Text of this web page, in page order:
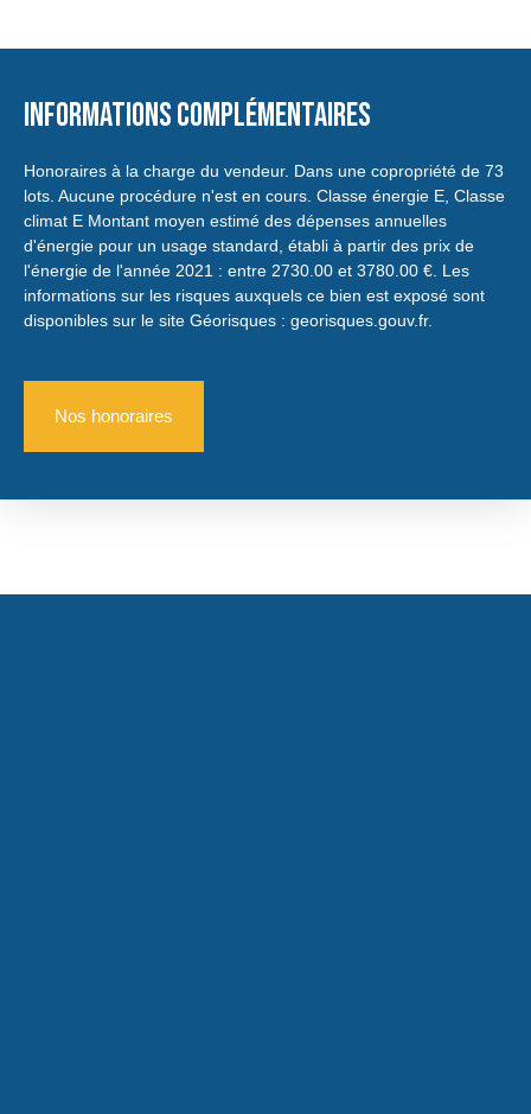
Informations complémentaires
Honoraires à la charge du vendeur. Dans une copropriété de 73
lots. Aucune procédure n'est en cours. Classe énergie E, Classe
climat E Montant moyen estimé des dépenses annuelles
d'énergie pour un usage standard, établi à partir des prix de
l'énergie de l'année 2021 : entre 2730.00 et 3780.00 €. Les
informations sur les risques auxquels ce bien est exposé sont
disponibles sur le site Géorisques : georisques.gouv.fr.
Nos honoraires